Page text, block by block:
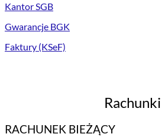
Kantor SGB
Gwarancje BGK
Faktury (KSeF)
Rachunki
RACHUNEK BIEŻĄCY